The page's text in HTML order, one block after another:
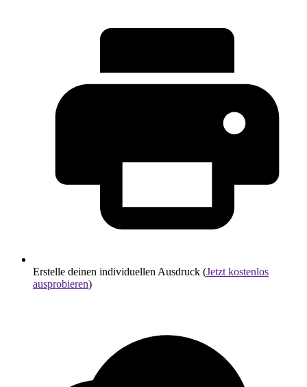
Erstelle deinen individuellen Ausdruck (Jetzt kostenlos
ausprobieren)